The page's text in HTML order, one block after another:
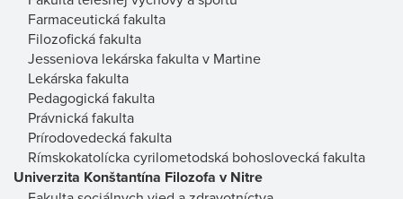
Farmaceutická fakulta
Filozofická fakulta
Jesseniova lekárska fakulta v Martine
Lekárska fakulta
Pedagogická fakulta
Právnická fakulta
Prírodovedecká fakulta
Rímskokatolícka cyrilometodská bohoslovecká fakulta
Univerzita Konštantína Filozofa v Nitre